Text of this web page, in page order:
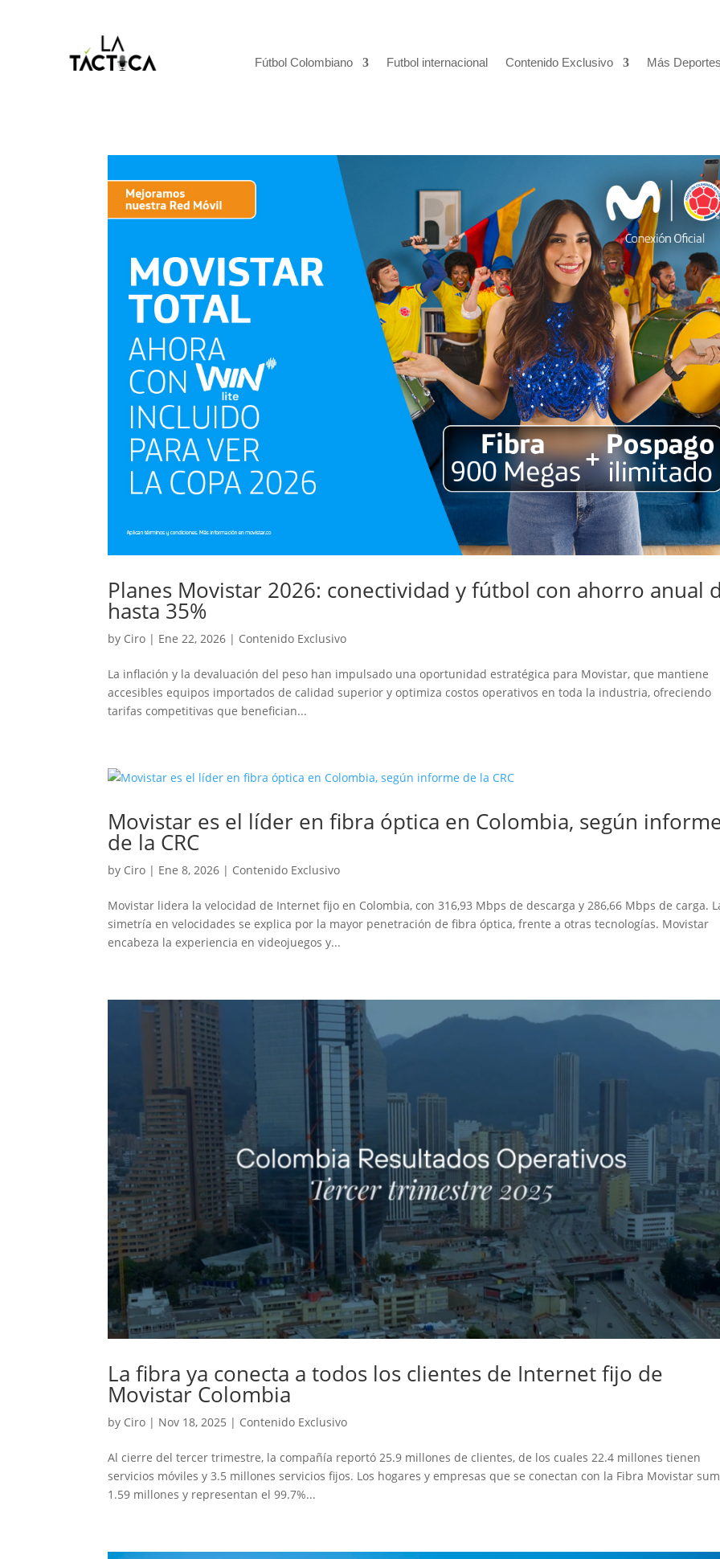
Fútbol Colombiano Futbol internacional Contenido Exclusivo Más
Planes Movistar 2026: conectividad y fútbol con ahorro anual
hasta 35%
by Ciro | Ene 22, 2026 | Contenido Exclusivo
La inflación y la devaluación del peso han impulsado una oportunidad estratégica para Movistar, que mantiene
accesibles equipos importados de calidad superior y optimiza costos operativos en toda la industria, ofreciendo
tarifas competitivas que benefician...
Movistar es el líder en fibra óptica en Colombia, según
de la CRC
by Ciro | Ene 8, 2026 | Contenido Exclusivo
Movistar lidera la velocidad de Internet fijo en Colombia, con 316,93 Mbps de descarga y 286,66 Mbps de carga.
simetría en velocidades se explica por la mayor penetración de fibra óptica, frente a otras tecnologías. Movistar
encabeza la experiencia en videojuegos y...
La fibra ya conecta a todos los clientes de Internet fijo de
Movistar Colombia
by Ciro | Nov 18, 2025 | Contenido Exclusivo
Al cierre del tercer trimestre, la compañía reportó 25.9 millones de clientes, de los cuales 22.4 millones tienen
servicios móviles y 3.5 millones servicios fijos. Los hogares y empresas que se conectan con la Fibra Movistar
1.59 millones y representan el 99.7%...